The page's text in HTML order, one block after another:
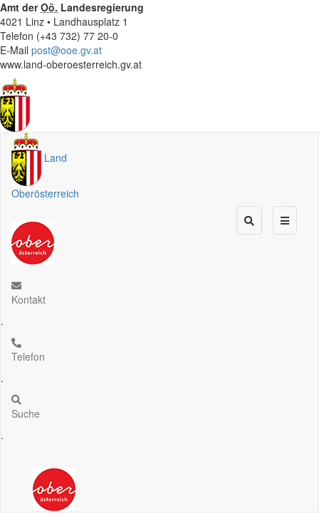
Amt derOö. Landesregierung
4021 Linz • Landhausplatz 1
Telefon (+43 732) 77 20-0
E-Mail post@ooe.gv.at
www.land-oberoesterreich.gv.at
Land
Oberösterreich
Kontakt
.
Telefon
.
Suche
.